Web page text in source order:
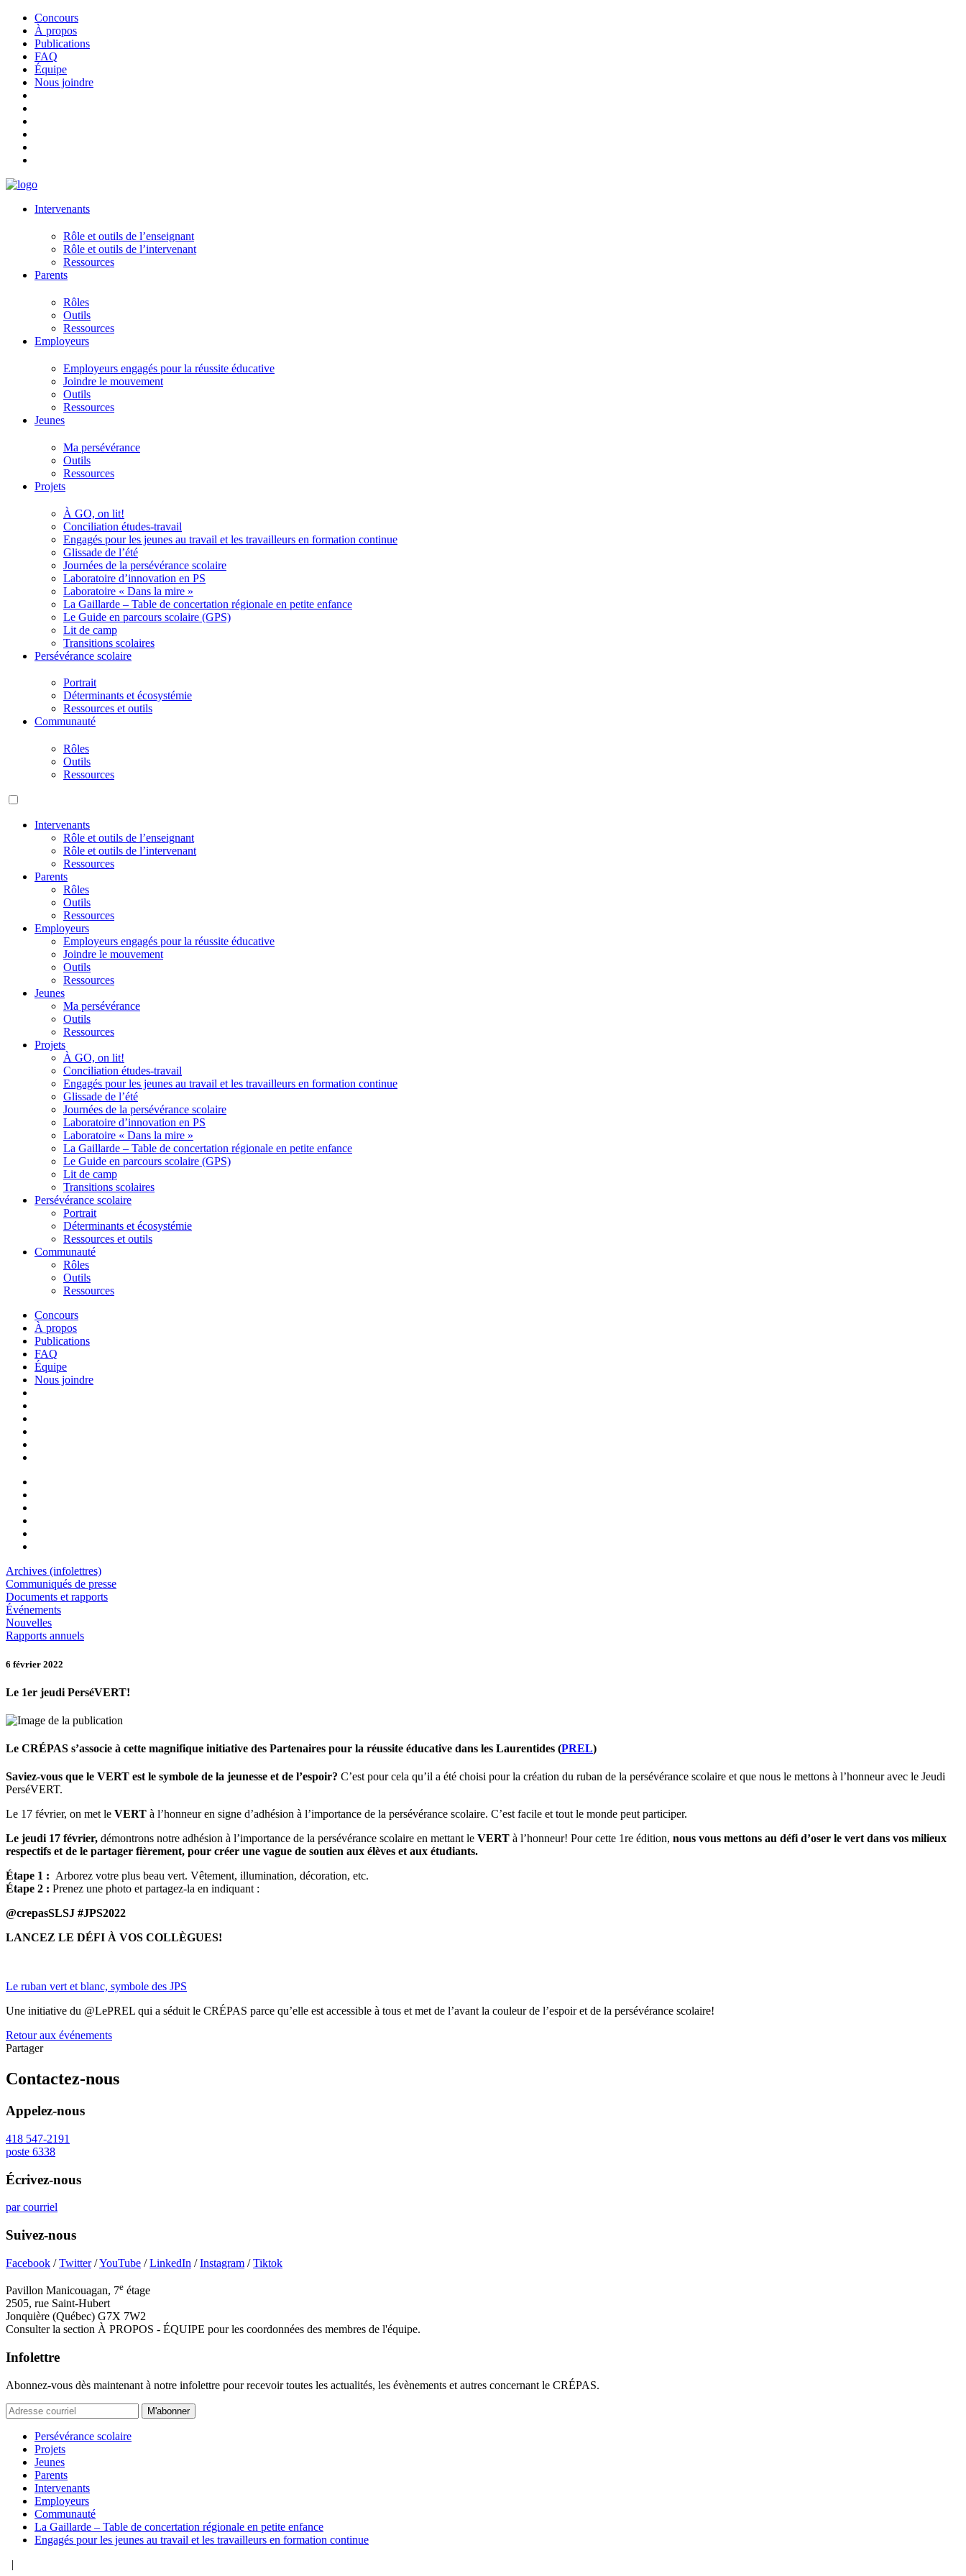
Concours
À propos
Publications
FAQ
Équipe
Nous joindre
Intervenants
Rôle et outils de l’enseignant
Rôle et outils de l’intervenant
Ressources
Parents
Rôles
Outils
Ressources
Employeurs
Employeurs engagés pour la réussite éducative
Joindre le mouvement
Outils
Ressources
Jeunes
Ma persévérance
Outils
Ressources
Projets
À GO, on lit!
Conciliation études-travail
Engagés pour les jeunes au travail et les travailleurs en formation continue
Glissade de l’été
Journées de la persévérance scolaire
Laboratoire d’innovation en PS
Laboratoire « Dans la mire »
La Gaillarde – Table de concertation régionale en petite enfance
Le Guide en parcours scolaire (GPS)
Lit de camp
Transitions scolaires
Persévérance scolaire
Portrait
Déterminants et écosystémie
Ressources et outils
Communauté
Rôles
Outils
Ressources
Intervenants
Rôle et outils de l’enseignant
Rôle et outils de l’intervenant
Ressources
Parents
Rôles
Outils
Ressources
Employeurs
Employeurs engagés pour la réussite éducative
Joindre le mouvement
Outils
Ressources
Jeunes
Ma persévérance
Outils
Ressources
Projets
À GO, on lit!
Conciliation études-travail
Engagés pour les jeunes au travail et les travailleurs en formation continue
Glissade de l’été
Journées de la persévérance scolaire
Laboratoire d’innovation en PS
Laboratoire « Dans la mire »
La Gaillarde – Table de concertation régionale en petite enfance
Le Guide en parcours scolaire (GPS)
Lit de camp
Transitions scolaires
Persévérance scolaire
Portrait
Déterminants et écosystémie
Ressources et outils
Communauté
Rôles
Outils
Ressources
Concours
À propos
Publications
FAQ
Équipe
Nous joindre
Archives (infolettres)
Communiqués de presse
Documents et rapports
Événements
Nouvelles
Rapports annuels
6 février 2022
Le 1er jeudi PerséVERT!
Le CRÉPAS s’associe à cette magnifique initiative des Partenaires pour la réussite éducative dans les Laurentides (PREL)
Saviez-vous que le VERT est le symbole de la jeunesse et de l’espoir? C’est pour cela qu’il a été choisi pour la création du ruban de la persévérance scolaire et que nous le mettons à l’honneur avec le Jeudi
PerséVERT.
Le 17 février, on met le VERT à l’honneur en signe d’adhésion à l’importance de la persévérance scolaire. C’est facile et tout le monde peut participer.
Le jeudi 17 février, démontrons notre adhésion à l’importance de la persévérance scolaire en mettant le VERT à l’honneur! Pour cette 1re édition, nous vous mettons au défi d’oser le vert dans vos milieux
respectifs et de le partager fièrement, pour créer une vague de soutien aux élèves et aux étudiants.
Étape 1 : Arborez votre plus beau vert. Vêtement, illumination, décoration, etc.
Étape 2 : Prenez une photo et partagez-la en indiquant :
@crepasSLSJ #JPS2022
LANCEZ LE DÉFI À VOS COLLÈGUES!
Le ruban vert et blanc, symbole des JPS
Une initiative du @LePREL qui a séduit le CRÉPAS parce qu’elle est accessible à tous et met de l’avant la couleur de l’espoir et de la persévérance scolaire!
Retour aux événements
Partager
Contactez-nous
Appelez-nous
418 547-2191
poste 6338
Écrivez-nous
par courriel
Suivez-nous
Facebook /Twitter/YouTube /LinkedIn /Instagram /Tiktok
Pavillon Manicouagan, 7e étage
2505, rue Saint-Hubert
Jonquière (Québec) G7X 7W2
Consulter la section À PROPOS - ÉQUIPE pour les coordonnées des membres de l'équipe.
Infolettre
Abonnez-vous dès maintenant à notre infolettre pour recevoir toutes les actualités, les évènements et autres concernant le CRÉPAS.
M'abonner
Persévérance scolaire
Projets
Jeunes
Parents
Intervenants
Employeurs
Communauté
La Gaillarde – Table de concertation régionale en petite enfance
Engagés pour les jeunes au travail et les travailleurs en formation continue
|